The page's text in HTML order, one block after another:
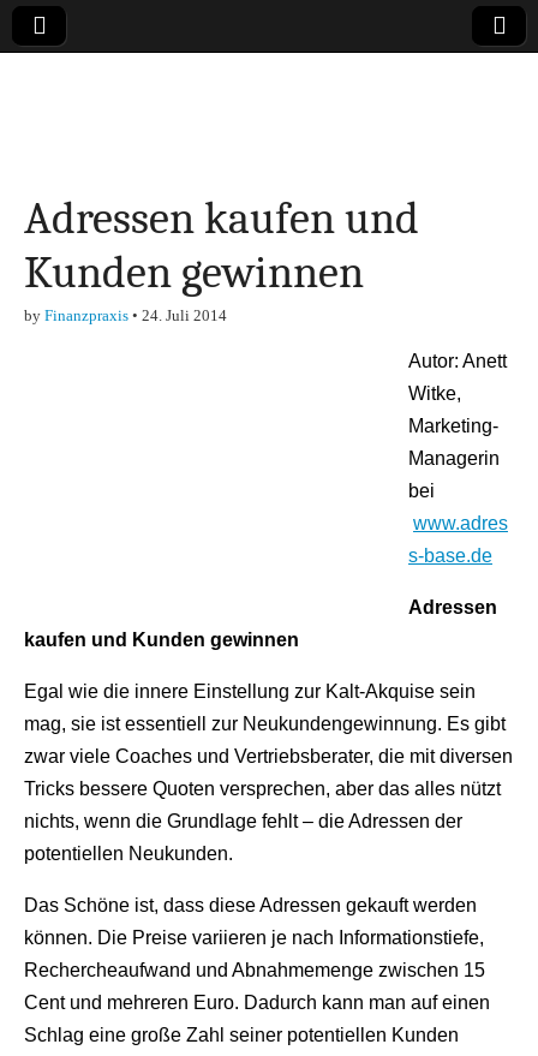
Finanzen,
Marketing-, Vertrieb-
& Investment-Tipps
Adressen kaufen und
Kunden gewinnen
by Finanzpraxis • 24. Juli 2014
Autor: Anett
Witke,
Marketing-
Managerin
bei
www.adres
s-base.de
Adressen
kaufen und Kunden gewinnen
Egal wie die innere Einstellung zur Kalt-Akquise sein
mag, sie ist essentiell zur Neukundengewinnung. Es gibt
zwar viele Coaches und Vertriebsberater, die mit diversen
Tricks bessere Quoten versprechen, aber das alles nützt
nichts, wenn die Grundlage fehlt – die Adressen der
potentiellen Neukunden.
Das Schöne ist, dass diese Adressen gekauft werden
können. Die Preise variieren je nach Informationstiefe,
Rechercheaufwand und Abnahmemenge zwischen 15
Cent und mehreren Euro. Dadurch kann man auf einen
Schlag eine große Zahl seiner potentiellen Kunden